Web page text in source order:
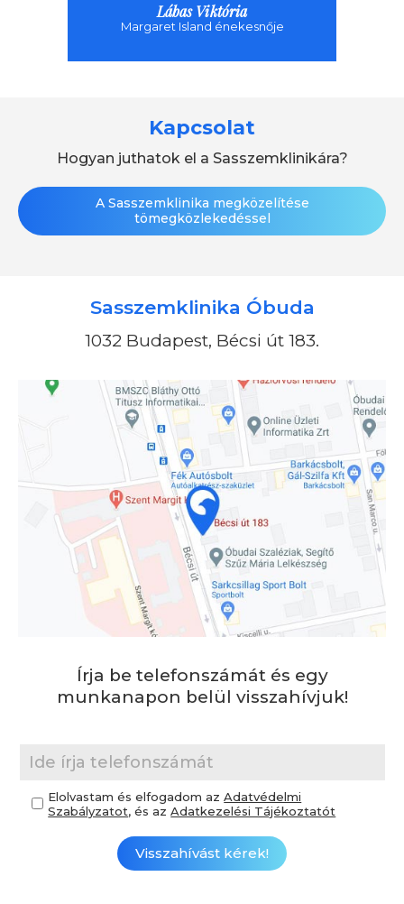
Lábas Viktória
Margaret Island énekesnője
Kapcsolat
Hogyan juthatok el a Sasszemklinikára?
A Sasszemklinika megközelítése
tömegközlekedéssel
Sasszemklinika Óbuda
1032 Budapest, Bécsi út 183.
Írja be telefonszámát és egy
munkanapon belül visszahívjuk!
Elolvastam és elfogadom azAdatvédelmi
Szabályzatot, és azAdatkezelési Tájékoztatót